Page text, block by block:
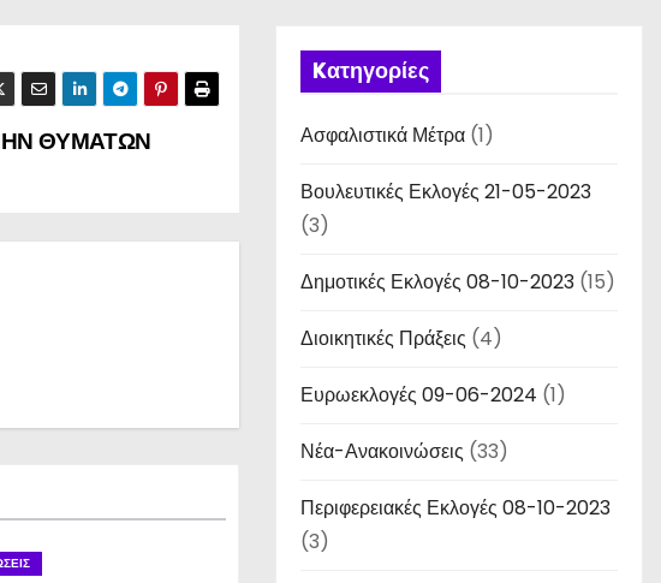
ΘΥΜΑΤΩΝ
Kατηγορίες
Ασφαλιστικά Μέτρα (1)
Βουλευτικές Εκλογές 21-05-2023
(3)
Δημοτικές Εκλογές 08-10-2023 (15)
Διοικητικές Πράξεις (4)
Ευρωεκλογές 09-06-2024 (1)
Νέα-Ανακοινώσεις (33)
Περιφερειακές Εκλογές 08-10-2023
(3)